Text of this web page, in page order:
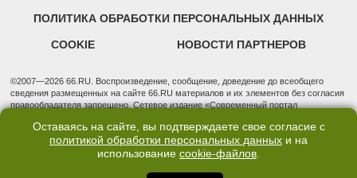
ПОЛИТИКА ОБРАБОТКИ ПЕРСОНАЛЬНЫХ ДАННЫХ
COOKIE НОВОСТИ ПАРТНЕРОВ
©2007—2026 66.RU. Воспроизведение, сообщение, доведение до всеобщего
сведения размещенных на сайте 66.RU материалов и их элементов без согласия
правообладателя запрещено. Сетевое издание «Современный портал
надзору в сфере связи, информационных технологий и массовых коммуникаций
(Роскомнадзор). Регистрационный номер ЭЛ № ФС 77 - 76634 от 02.09.2019
Учредитель: Общество с ограниченной ответственностью "66.ру". Юридический
Оставаясь на сайте, вы подтверждаете свое согласие с
политикой обработки персональных данных и на
использование cookie-файлов.